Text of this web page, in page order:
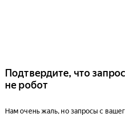
Подтвердите, что
не робот
Нам очень жаль, но запросы с